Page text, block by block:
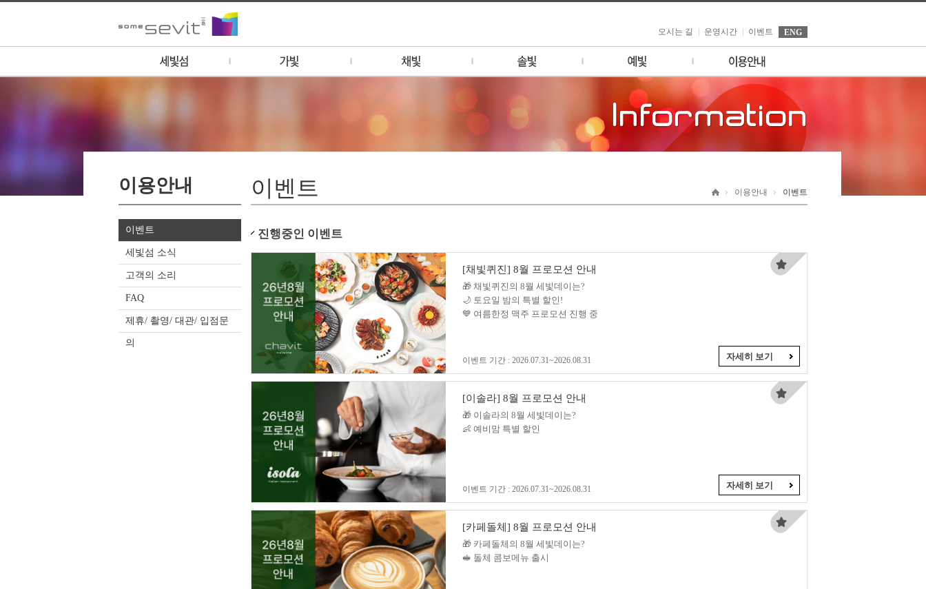
오시는 길 운영시간 이벤트 ENG
세빛섬 소개
갤러리
오시는 길
1F - GS25
2F - 컨벤션/웨딩/기업연회
4F - 비스타 루프탑 바
1F - 애니버셔리 (대관/팝업)
1F - 비어가든
솔빛 소개
1-2F MOOD SEOUL
예빛 소개
예빛 시설안내
행사 일정
이벤트
세빛섬 소식
FAQ
이용안내
이벤트
세빛섬 소식
고객의 소리
FAQ
제휴/ 촬영/ 대관/ 입점문
의
이벤트 이용안내 이벤트
진행중인 이벤트
[채빛퀴진] 8월 프로모션 안내
🎁 채빛퀴진의 8월 세빛데이는?
🌙 토요일 밤의 특별 할인!
💙 여름한정 맥주 프로모션 진행 중
이벤트 기간 : 2026.07.31~2026.08.31 자세히 보기
[이솔라] 8월 프로모션 안내
🎁 이솔라의 8월 세빛데이는?
👶 예비맘 특별 할인
이벤트 기간 : 2026.07.31~2026.08.31 자세히 보기
[카페돌체] 8월 프로모션 안내
🎁 카페돌체의 8월 세빛데이는?
🥪 돌체 콤보메뉴 출시